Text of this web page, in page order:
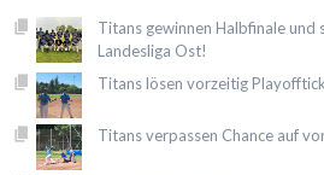
Titans gewinnen Halbfinale und
Landesliga Ost!
Titans lösen vorzeitig
Titans verpassen Chance auf